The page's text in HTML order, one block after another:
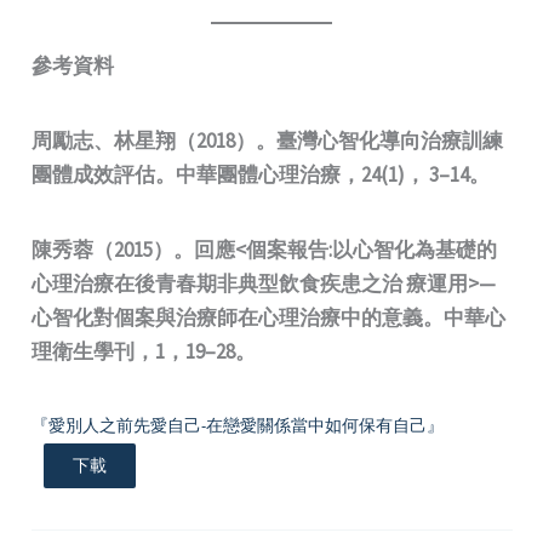
參考資料
周勵志、林星翔（2018）。臺灣心智化導向治療訓練
團體成效評估。中華團體心理治療，24(1)， 3–14。
陳秀蓉（2015）。回應<個案報告:以心智化為基礎的
心理治療在後青春期非典型飲食疾患之治 療運用>—
心智化對個案與治療師在心理治療中的意義。中華心
理衛生學刊，1，19–28。
『愛別人之前先愛自己-在戀愛關係當中如何保有自己』
下載